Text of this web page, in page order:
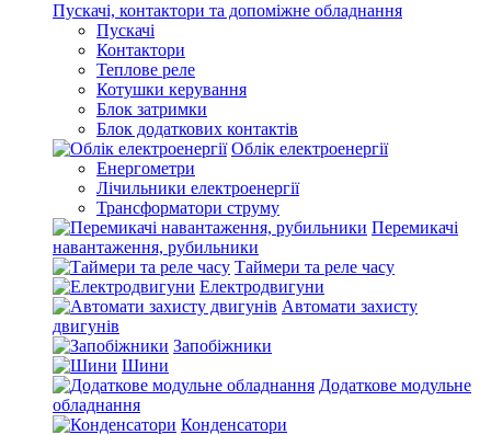
Пускачі, контактори та допоміжне обладнання
Пускачі
Контактори
Теплове реле
Котушки керування
Блок затримки
Блок додаткових контактів
Облік електроенергії
Енергометри
Лічильники електроенергії
Трансформатори струму
Перемикачі
навантаження, рубильники
Таймери та реле часу
Електродвигуни
Автомати захисту
двигунів
Запобіжники
Шини
Додаткове модульне
обладнання
Конденсатори